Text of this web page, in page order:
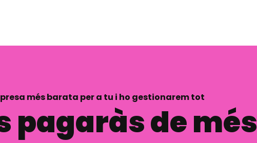
més barata per a tu i ho gestionarem tot
pagaràs de més